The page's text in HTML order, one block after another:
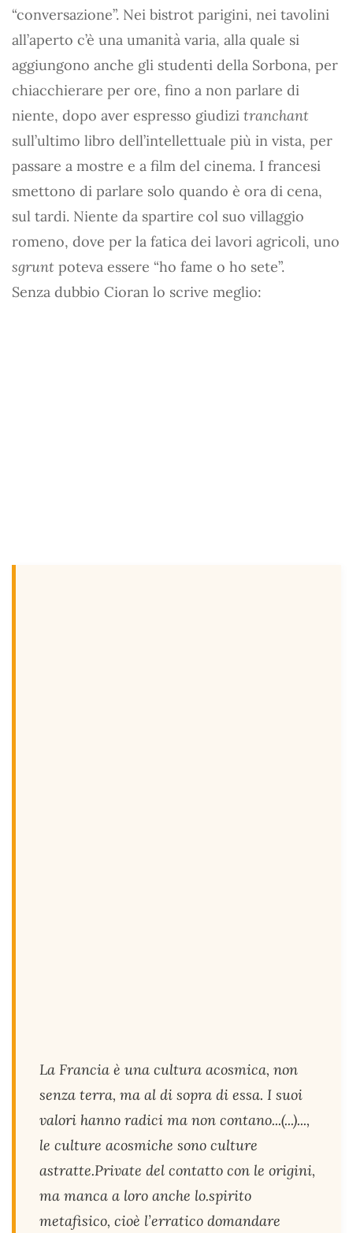
“conversazione”. Nei bistrot parigini, nei tavolini
all’aperto c’è una umanità varia, alla quale si
aggiungono anche gli studenti della Sorbona, per
chiacchierare per ore, fino a non parlare di
niente, dopo aver espresso giudizi tranchant
sull’ultimo libro dell’intellettuale più in vista, per
passare a mostre e a film del cinema. I francesi
smettono di parlare solo quando è ora di cena,
sul tardi. Niente da spartire col suo villaggio
romeno, dove per la fatica dei lavori agricoli, uno
sgrunt poteva essere “ho fame o ho sete”.
Senza dubbio Cioran lo scrive meglio:
La Francia è una cultura acosmica, non
senza terra, ma al di sopra di essa. I suoi
valori hanno radici ma non contano...(...)...,
le culture acosmiche sono culture
astratte.Private del contatto con le origini,
ma manca a loro anche lo.spirito
metafisico, cioè l’erratico domandare